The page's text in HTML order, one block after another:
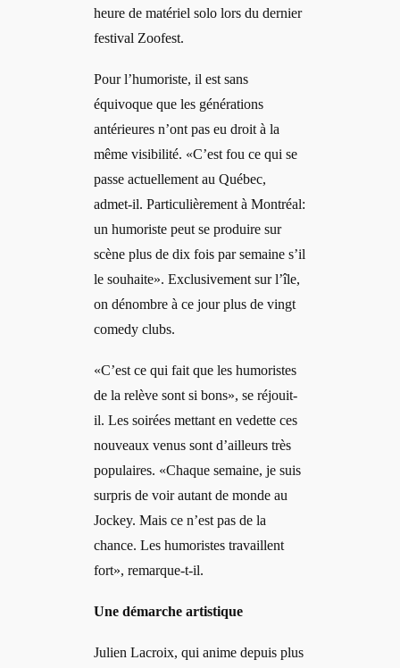
heure de matériel solo lors du dernier
festival Zoofest.
Pour l’humoriste, il est sans
équivoque que les générations
antérieures n’ont pas eu droit à la
même visibilité. «C’est fou ce qui se
passe actuellement au Québec,
admet-il. Particulièrement à Montréal:
un humoriste peut se produire sur
scène plus de dix fois par semaine s’il
le souhaite». Exclusivement sur l’île,
on dénombre à ce jour plus de vingt
comedy clubs.
«C’est ce qui fait que les humoristes
de la relève sont si bons», se réjouit-
il. Les soirées mettant en vedette ces
nouveaux venus sont d’ailleurs très
populaires. «Chaque semaine, je suis
surpris de voir autant de monde au
Jockey. Mais ce n’est pas de la
chance. Les humoristes travaillent
fort», remarque-t-il.
Une démarche artistique
Julien Lacroix, qui anime depuis plus